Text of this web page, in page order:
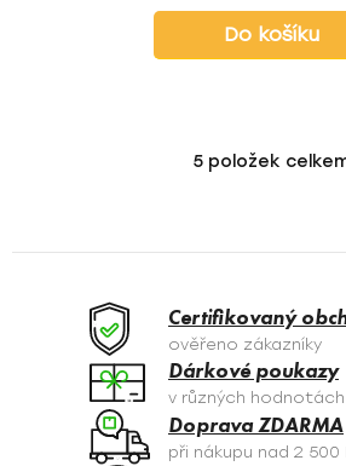
Do košíku
O
á
c
í
p
r
v
5položek
Certifikovaný
ověřeno zákazníky
Dárkové poukazy
v různých hodnotách
Doprava ZDARMA
při nákupu nad 2 500